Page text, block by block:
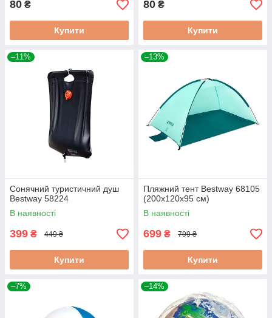
80 ₴
Купити
80 ₴
Купити
–11%
Сонячний туристичний душ
Bestway 58224
В наявності
399 ₴ 449 ₴
Купити
–13%
Пляжний тент Bestway 68105
(200х120х95 см)
В наявності
699 ₴ 799 ₴
Купити
–7% –14%